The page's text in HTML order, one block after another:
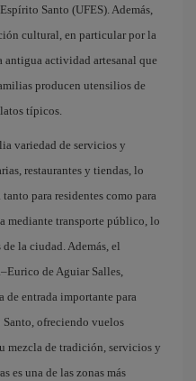
Santo (UFES). Además,
cultural, en particular por la
antigua actividad artesanal que
producen utensilios de
típicos.
variedad de servicios y
restaurantes y tiendas, lo
para residentes como para
mediante transporte público, lo
la ciudad. Además, el
de Aguiar Salles,
de entrada importante para
ofreciendo vuelos
mezcla de tradición, servicios y
es una de las zonas más